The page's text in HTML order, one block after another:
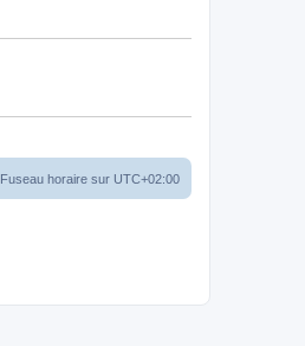
Fuseau horaire sur UTC+02:00